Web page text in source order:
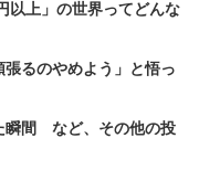
以上」の世界ってどんな
張るのやめよう」と悟っ
瞬間 など、その他の投